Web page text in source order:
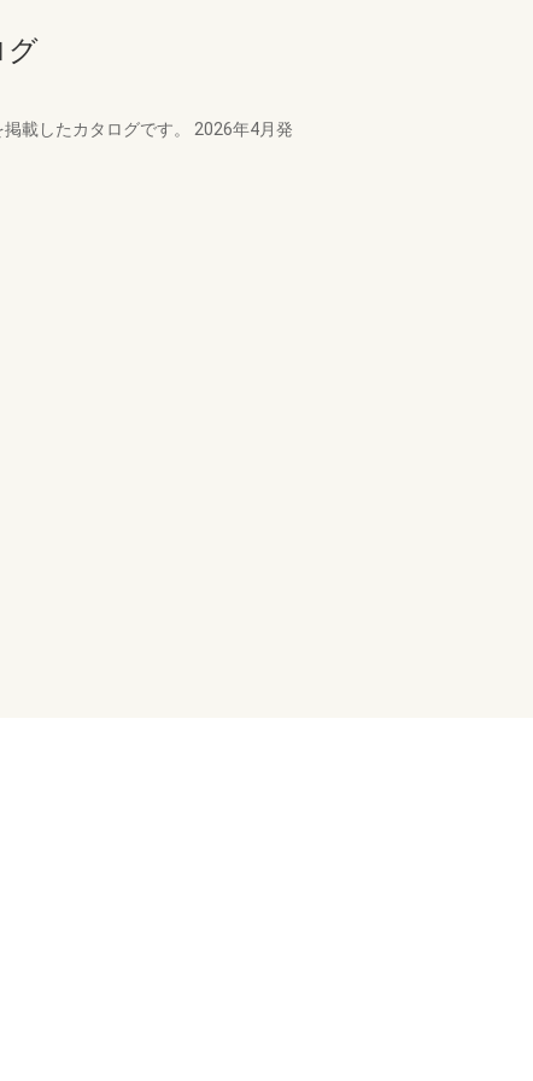
グ
載したカタログです。 2026年4月発